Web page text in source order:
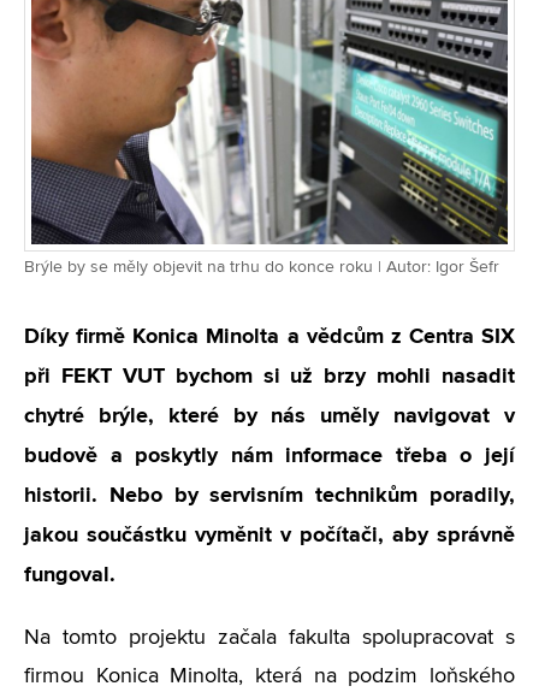
Brýle by se měly objevit na trhu do konce roku | Autor: Igor Šefr
Díky firmě Konica Minolta a vědcům z Centra SIX
při FEKT VUT bychom si už brzy mohli nasadit
chytré brýle, které by nás uměly navigovat v
budově a poskytly nám informace třeba o její
historii. Nebo by servisním technikům poradily,
jakou součástku vyměnit v počítači, aby správně
fungoval.
Na tomto projektu začala fakulta spolupracovat s
firmou Konica Minolta, která na podzim loňského